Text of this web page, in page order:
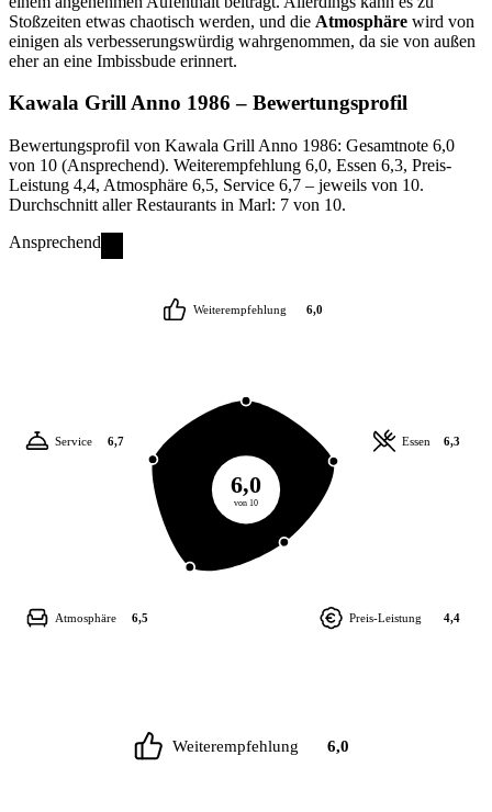
Stoßzeiten etwas chaotisch werden, und die Atmosphäre wird von
einigen als verbesserungswürdig wahrgenommen, da sie von außen
eher an eine Imbissbude erinnert.
Kawala Grill Anno 1986 – Bewertungsprofil
Bewertungsprofil von Kawala Grill Anno 1986: Gesamtnote 6,0
von 10 (Ansprechend). Weiterempfehlung 6,0, Essen 6,3, Preis-
Leistung 4,4, Atmosphäre 6,5, Service 6,7 – jeweils von 10.
Durchschnitt aller Restaurants in Marl: 7 von 10.
Ansprechend
6,0
von 10
Weiterempfehlung 6,0
Essen 6,3
Preis-Leistung 4,4
Atmosphäre 6,5
Service 6,7
Weiterempfehlung 6,0